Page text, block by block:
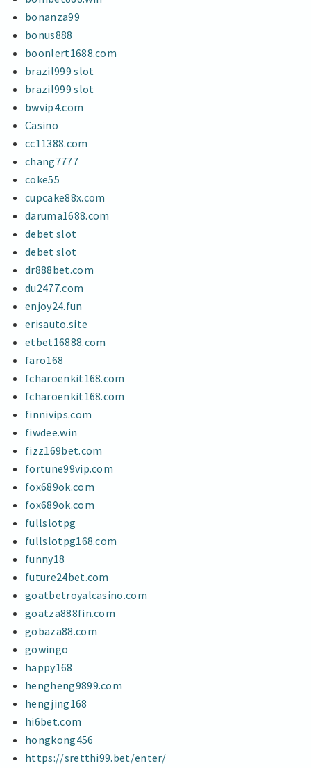
bonanza99
bonus888
boonlert1688.com
brazil999 slot
brazil999 slot
bwvip4.com
Casino
cc11388.com
chang7777
coke55
cupcake88x.com
daruma1688.com
debet slot
debet slot
dr888bet.com
du2477.com
enjoy24.fun
erisauto.site
etbet16888.com
faro168
fcharoenkit168.com
fcharoenkit168.com
finnivips.com
fiwdee.win
fizz169bet.com
fortune99vip.com
fox689ok.com
fox689ok.com
fullslotpg
fullslotpg168.com
funny18
future24bet.com
goatbetroyalcasino.com
goatza888fin.com
gobaza88.com
gowingo
happy168
hengheng9899.com
hengjing168
hi6bet.com
hongkong456
https://sretthi99.bet/enter/